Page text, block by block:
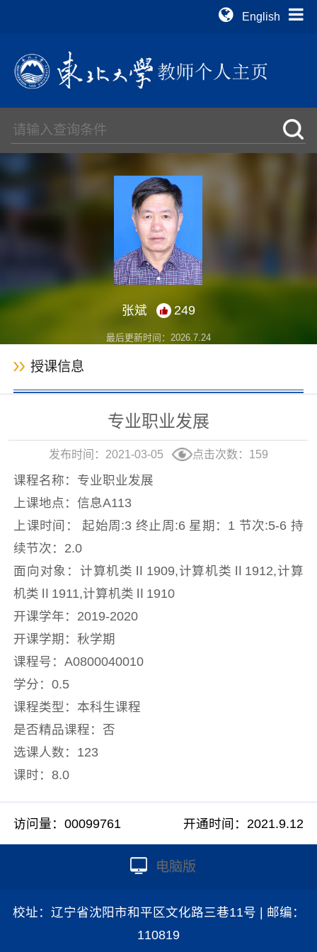
English
张斌 249
最后更新时间： 2026 7 24
授课信息
专业职业发展
发布时间：2021-03-05 点击次数： 159
课程名称：专业职业发展
上课地点：信息A113
上课时间： 起始周:3 终止周:6 星期：1 节次:5-6 持
续节次：2.0
面向对象：计算机类Ⅱ1909,计算机类Ⅱ1912,计算
机类Ⅱ1911,计算机类Ⅱ1910
开课学年：2019-2020
开课学期：秋学期
课程号：A0800040010
学分：0.5
课程类型：本科生课程
是否精品课程：否
选课人数：123
课时：8.0
访问量：00099761 开通时间： 2021.9.12
电脑版
校址：辽宁省沈阳市和平区文化路三巷11号 | 邮编：
110819